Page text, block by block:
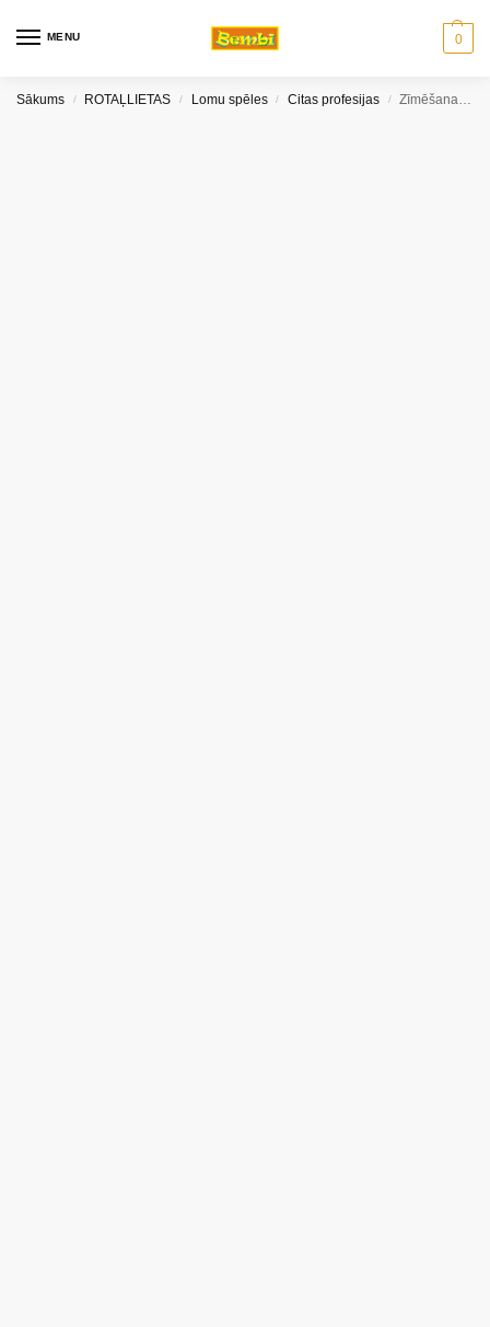
MENU 0
Sākums / ROTAĻLIETAS / Lomu spēles / Citas profesijas / Zīmēšanas projektors DINO zils